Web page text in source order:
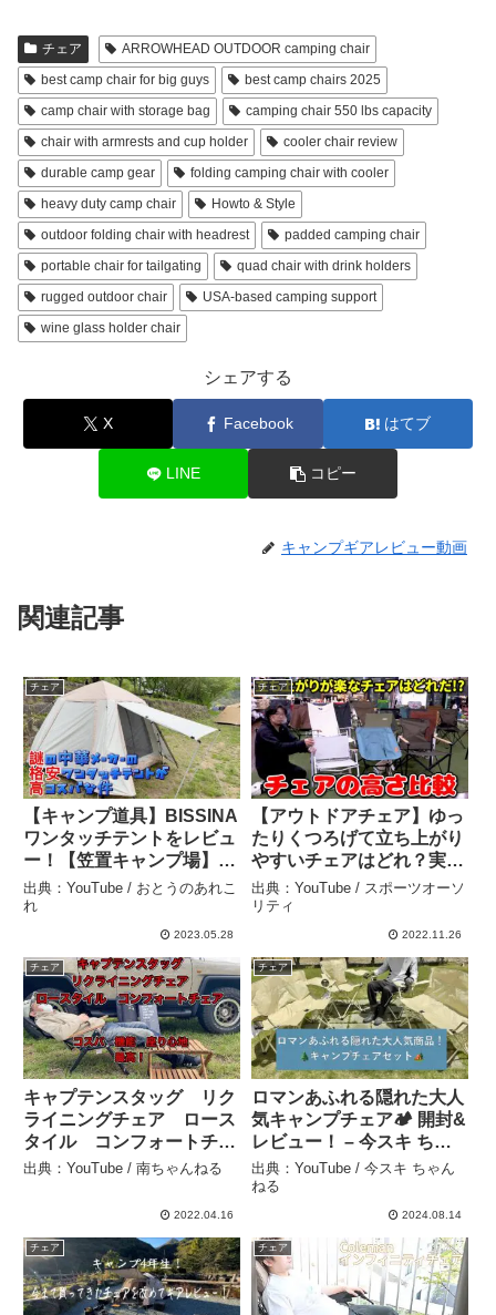
チェア
ARROWHEAD OUTDOOR camping chair
best camp chair for big guys
best camp chairs 2025
camp chair with storage bag
camping chair 550 lbs capacity
chair with armrests and cup holder
cooler chair review
durable camp gear
folding camping chair with cooler
heavy duty camp chair
Howto & Style
outdoor folding chair with headrest
padded camping chair
portable chair for tailgating
quad chair with drink holders
rugged outdoor chair
USA-based camping support
wine glass holder chair
シェアする
X Facebook はてブ
LINE コピー
キャンプギアレビュー動画
関連記事
チェア
【キャンプ道具】BISSINA
ワンタッチテントをレビュ
ー！【笠置キャンプ場】 –
おとうのあれこれ
出典：YouTube / おとうのあれこ
れ
2023.05.28
チェア
【アウトドアチェア】ゆっ
たりくつろげて立ち上がり
やすいチェアはどれ？実際
に座って比較してみた！ –
スポーツオーソリティ
出典：YouTube / スポーツオーソ
リティ
2022.11.26
チェア
キャプテンスタッグ リク
ライニングチェア ロース
タイル コンフォートチェ
アのレビュー – 南ちゃんね
出典：YouTube / 南ちゃんねる
2022.04.16
チェア
ロマンあふれる隠れた大人
気キャンプチェア🏕️ 開封&
レビュー！ – 今スキ ちゃ
んねる
出典：YouTube / 今スキ ちゃん
ねる
2024.08.14
チェア チェア